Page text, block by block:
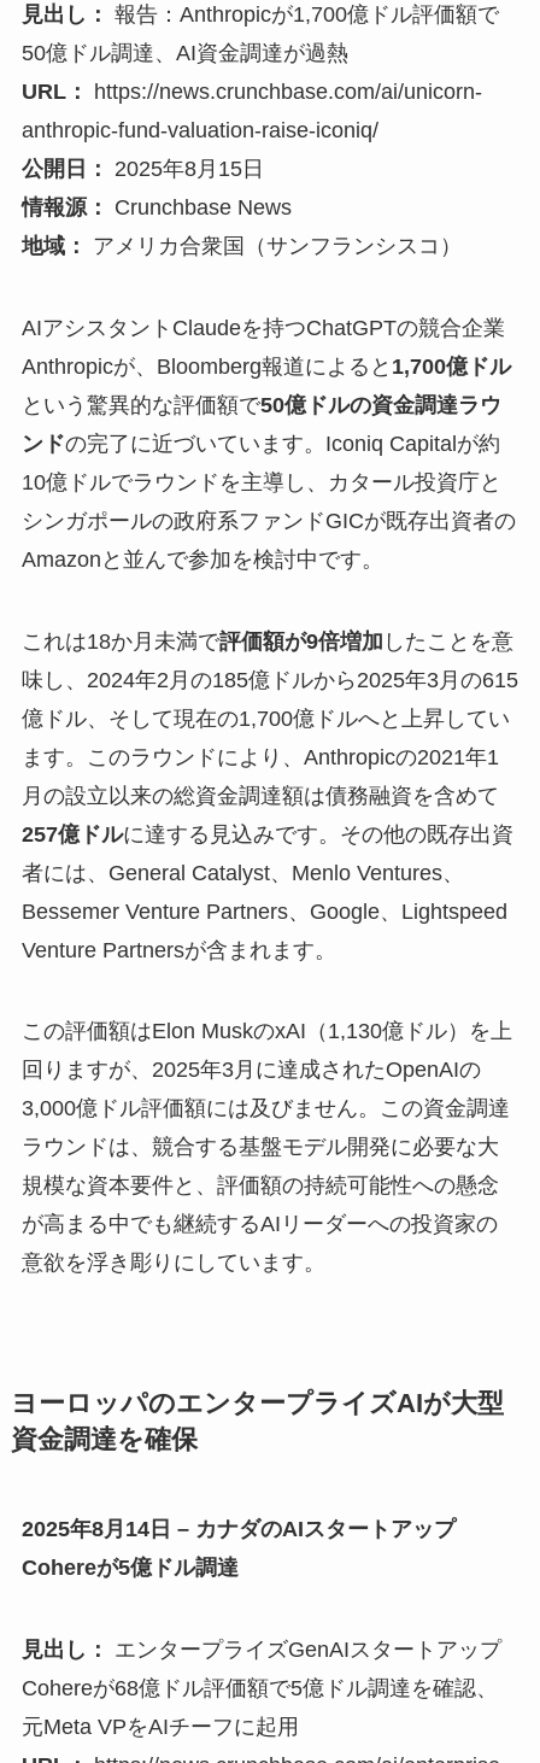
見出し： 報告：Anthropicが1,700億ドル評価額で
50億ドル調達、AI資金調達が過熱
URL：
https://news.crunchbase.com/ai/unicorn-
anthropic-fund-valuation-raise-iconiq/
公開日：
2025年8月15日
情報源：
Crunchbase News
地域：
アメリカ合衆国（サンフランシスコ）
AIアシスタントClaudeを持つChatGPTの競合企業
Anthropicが、Bloomberg報道によると 1,700億ドル
という驚異的な評価額で50億ドルの資金調達ラウ
ンドの完了に近づいています。Iconiq Capitalが約
10億ドルでラウンドを主導し、カタール投資庁と
シンガポールの政府系ファンドGICが既存出資者の
Amazonと並んで参加を検討中です。
これは18か月未満で評価額が9倍増加 したことを意
味し、2024年2月の185億ドルから2025年3月の615
億ドル、そして現在の1,700億ドルへと上昇してい
ます。このラウンドにより、Anthropicの2021年1
月の設立以来の総資金調達額は債務融資を含めて
257億ドルに達する見込みです。その他の既存出資
者には、General Catalyst、Menlo Ventures、
Bessemer Venture Partners、Google、Lightspeed
Venture Partnersが含まれます。
この評価額はElon MuskのxAI（1,130億ドル）を上
回りますが、2025年3月に達成されたOpenAIの
3,000億ドル評価額には及びません。この資金調達
ラウンドは、競合する基盤モデル開発に必要な大
規模な資本要件と、評価額の持続可能性への懸念
が高まる中でも継続するAIリーダーへの投資家の
意欲を浮き彫りにしています。
ヨーロッパのエンタープライズAIが大型
資金調達を確保
2025年8月14日 – カナダのAIスタートアップ
Cohereが5億ドル調達
見出し：
エンタープライズGenAIスタートアップ
Cohereが68億ドル評価額で5億ドル調達を確認、
元Meta VPをAIチーフに起用